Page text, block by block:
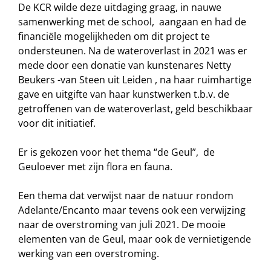
De KCR wilde deze uitdaging graag, in nauwe
samenwerking met de school, aangaan en had de
financiële mogelijkheden om dit project te
ondersteunen. Na de wateroverlast in 2021 was er
mede door een donatie van kunstenares Netty
Beukers -van Steen uit Leiden , na haar ruimhartige
gave en uitgifte van haar kunstwerken t.b.v. de
getroffenen van de wateroverlast, geld beschikbaar
voor dit initiatief.
Er is gekozen voor het thema “de Geul”, de
Geuloever met zijn flora en fauna.
Een thema dat verwijst naar de natuur rondom
Adelante/Encanto maar tevens ook een verwijzing
naar de overstroming van juli 2021. De mooie
elementen van de Geul, maar ook de vernietigende
werking van een overstroming.